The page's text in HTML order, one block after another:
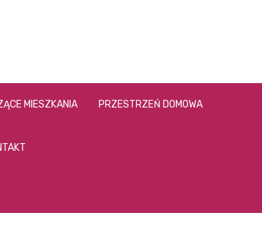
MIESZKANIA PRZESTRZEŃ DOMOWA